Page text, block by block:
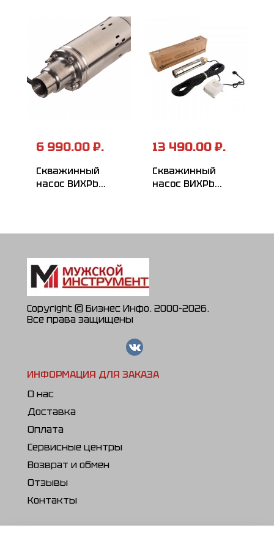
6 990.00 ₽.
Скважинный
насос ВИХРЬ
13 490.00 ₽.
Скважинный
насос ВИХРЬ
Copyright © Бизнес Инфо. 2000-2026.
Все права защищены
ИНФОРМАЦИЯ ДЛЯ ЗАКАЗА
О нас
Доставка
Оплата
Сервисные центры
Возврат и обмен
Отзывы
Контакты